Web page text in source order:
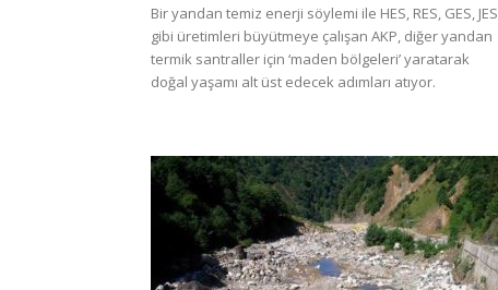
Bir yandan temiz enerji söylemi ile HES, RES, GES, JES
gibi üretimleri büyütmeye çalışan AKP, diğer yandan
termik santraller için ‘maden bölgeleri’ yaratarak
doğal yaşamı alt üst edecek adımları atıyor.